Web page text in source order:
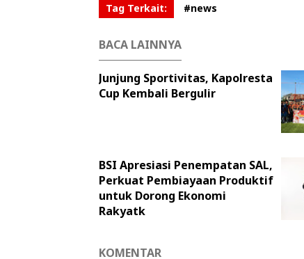
Tag Terkait: #news
BACA LAINNYA
Junjung Sportivitas, Kapolresta
Cup Kembali Bergulir
BSI Apresiasi Penempatan SAL,
Perkuat Pembiayaan Produktif
untuk Dorong Ekonomi
Rakyatk
KOMENTAR